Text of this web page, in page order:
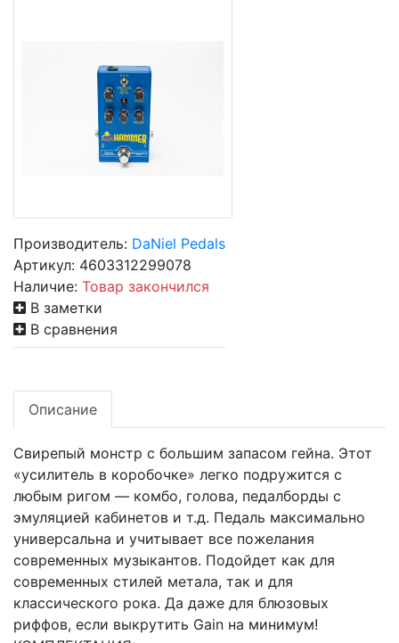
Производитель: DaNiel Pedals
Артикул: 4603312299078
Наличие: Товар закончился
В заметки
В сравнения
Описание
Cвирепый монстр c большим запасом гейна. Этот
«усилитель в коробочке» легко подружится с
любым ригом — комбо, голова, педалборды с
эмуляцией кабинетов и т.д. Педаль максимально
универсальна и учитывает все пожелания
современных музыкантов. Подойдет как для
современных стилей метала, так и для
классического рока. Да даже для блюзовых
риффов, если выкрутить Gain на минимум!